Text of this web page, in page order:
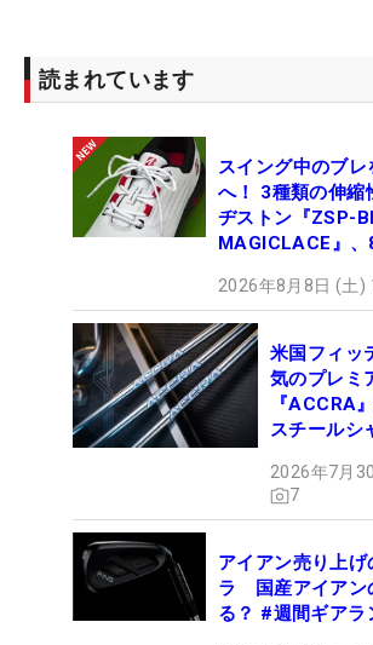
読まれています
スイング中のブ
へ！ 3種類の伸縮
ヂストン『ZSP-
MAGICLACE』
2026年8月8日 (土)
米国フィッ
気のプレミ
『ACCRA
スチールシ
2026年7月
7
アイアン売り上
ラ 国産アイアン
る？ #週間ギアラ